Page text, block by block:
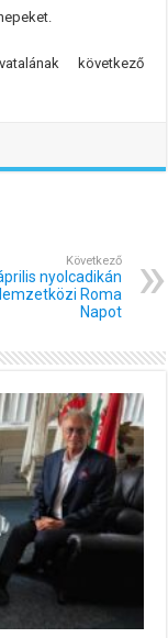
következő
Következő
nyolcadikán
Roma
Napot